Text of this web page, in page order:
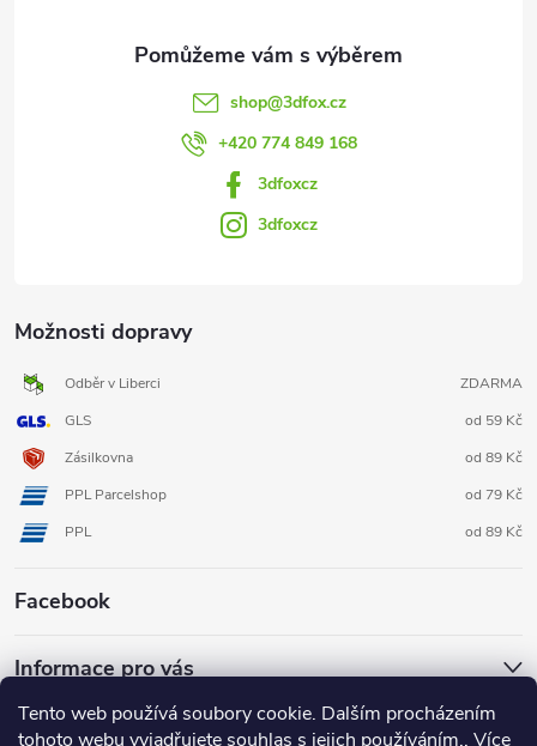
Tento web používá soubory cookie. Dalším procházením
tohoto webu vyjadřujete souhlas s jejich používáním.. Více
Možnosti dopravy
Odběr v Liberci
ZDARMA
GLS
od 59 Kč
Zásilkovna
od 89 Kč
PPL Parcelshop
od 79 Kč
PPL
od 89 Kč
Facebook
Informace pro vás
shop@3dfox.cz
+420 774 849 168
3dfoxcz
3dfoxcz